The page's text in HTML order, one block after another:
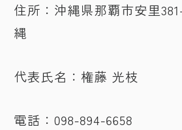
住所：沖縄県那覇市安里
縄
代表氏名：権藤 光枝
電話：098-894-6658